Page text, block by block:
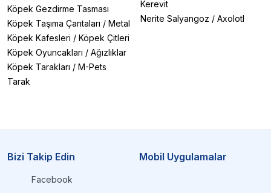
Köpek Gezdirme Tasması
Köpek Taşıma Çantaları / Metal
Köpek Kafesleri / Köpek Çitleri
Köpek Oyuncakları / Ağızlıklar
Köpek Tarakları / M-Pets
Tarak
Kerevit
Nerite Salyangoz / Axolotl
Bizi Takip Edin
Facebook
Mobil Uygulamalar